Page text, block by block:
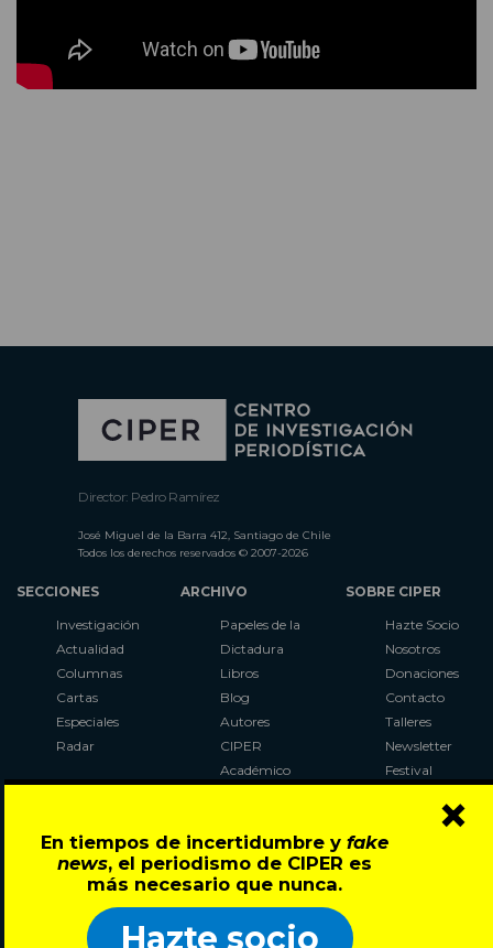
En tiempos de incertidumbre y fake
news, el periodismo de CIPER es
más necesario que nunca.
Hazte socio
×
Director: Pedro Ramírez
José Miguel de la Barra 412, Santiago de Chile
Todos los derechos reservados © 2007-2026
SECCIONES
Investigación
Actualidad
Columnas
Cartas
Especiales
Radar
ARCHIVO
Papeles de la
Dictadura
Libros
Blog
Autores
CIPER
Académico
Al Plebiscito
con CIPER
SOBRE CIPER
Hazte Socio
Nosotros
Donaciones
Contacto
Talleres
Newsletter
Festival